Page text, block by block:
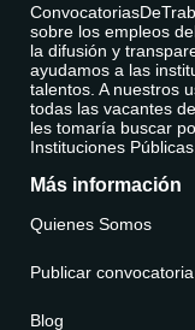
sobre los empleos
la difusión y
ayudamos a las
talentos. A nuestros
todas las vacantes
les tomaría buscar
Instituciones Públicas.
Más información
Quienes Somos
Publicar convocatoria
Blog